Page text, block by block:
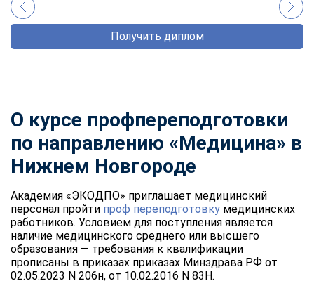
Получить диплом
О курсе профпереподготовки
по направлению «Медицина» в
Нижнем Новгороде
Академия «ЭКОДПО» приглашает медицинский
персонал пройти проф переподготовку медицинских
работников. Условием для поступления является
наличие медицинского среднего или высшего
образования — требования к квалификации
прописаны в приказах приказах Минздрава РФ от
02.05.2023 N 206н, от 10.02.2016 N 83Н.